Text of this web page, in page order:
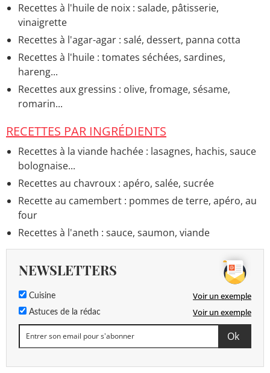
Recettes à l'huile de noix : salade, pâtisserie,
vinaigrette
Recettes à l'agar-agar : salé, dessert, panna cotta
Recettes à l'huile : tomates séchées, sardines,
hareng...
Recettes aux gressins : olive, fromage, sésame,
romarin...
RECETTES PAR INGRÉDIENTS
Recettes à la viande hachée : lasagnes, hachis, sauce
bolognaise...
Recettes au chavroux : apéro, salée, sucrée
Recette au camembert : pommes de terre, apéro, au
four
Recettes à l'aneth : sauce, saumon, viande
NEWSLETTERS
Cuisine Voir un exemple
Astuces de la rédac Voir un exemple